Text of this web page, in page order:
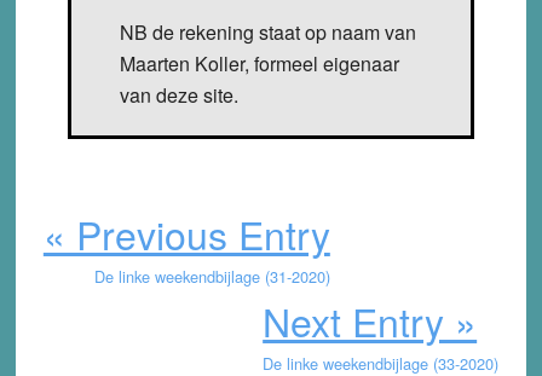
NB de rekening staat op naam van
Maarten Koller, formeel eigenaar
van deze site.
« Previous Entry
De linke weekendbijlage (31-2020)
Next Entry »
De linke weekendbijlage (33-2020)